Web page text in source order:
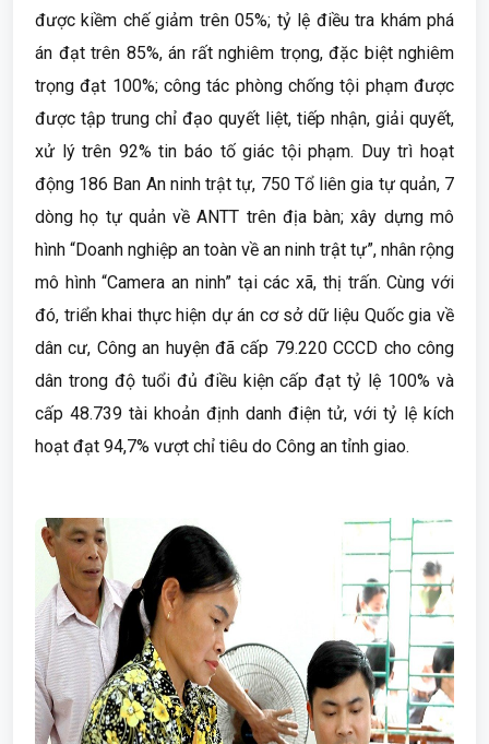
được kiềm chế giảm trên 05%; tỷ lệ điều tra khám phá
án đạt trên 85%, án rất nghiêm trọng, đặc biệt nghiêm
trọng đạt 100%; công tác phòng chống tội phạm được
được tập trung chỉ đạo quyết liệt, tiếp nhận, giải quyết,
xử lý trên 92% tin báo tố giác tội phạm. Duy trì hoạt
động 186 Ban An ninh trật tự, 750 Tổ liên gia tự quản, 7
dòng họ tự quản về ANTT trên địa bàn; xây dựng mô
hình “Doanh nghiệp an toàn về an ninh trật tự”, nhân rộng
mô hình “Camera an ninh” tại các xã, thị trấn. Cùng với
đó, triển khai thực hiện dự án cơ sở dữ liệu Quốc gia về
dân cư, Công an huyện đã cấp 79.220 CCCD cho công
dân trong độ tuổi đủ điều kiện cấp đạt tỷ lệ 100% và
cấp 48.739 tài khoản định danh điện tử, với tỷ lệ kích
hoạt đạt 94,7% vượt chỉ tiêu do Công an tỉnh giao.